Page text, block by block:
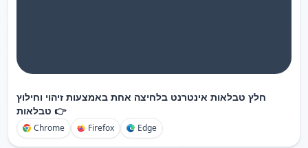
חלץ טבלאות אינטרנט בלחיצה אחת באמצעות זיהוי וחילוץ
טבלאות 👉
Chrome Firefox Edge